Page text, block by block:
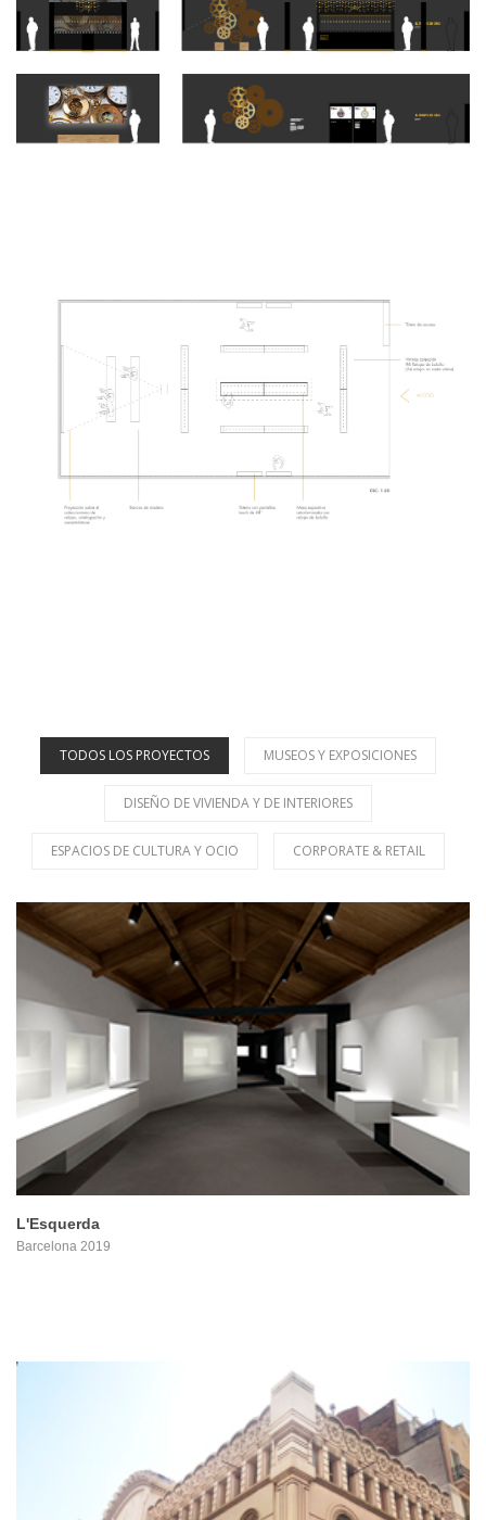
TODOS LOS PROYECTOS MUSEOS Y EXPOSICIONES
DISEÑO DE VIVIENDA Y DE INTERIORES
ESPACIOS DE CULTURA Y OCIO CORPORATE & RETAIL
PROYECTO
L'Esquerda
Barcelona 2019
PROYECTO